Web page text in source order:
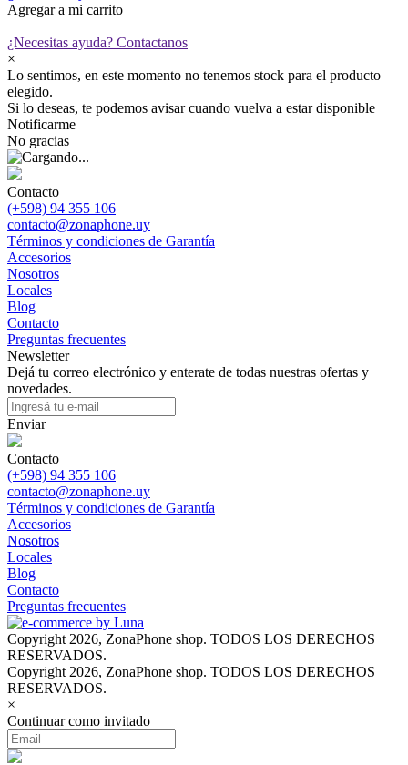
Agregar a mi carrito
¿Necesitas ayuda? Contactanos
×
Lo sentimos, en este momento no tenemos stock para el producto
elegido.
Si lo deseas, te podemos avisar cuando vuelva a estar disponible
Notificarme
No gracias
Contacto
(+598) 94 355 106
contacto@zonaphone.uy
Términos y condiciones de Garantía
Accesorios
Nosotros
Locales
Blog
Contacto
Preguntas frecuentes
Newsletter
Dejá tu correo electrónico y enterate de todas nuestras ofertas y
novedades.
Enviar
Contacto
(+598) 94 355 106
contacto@zonaphone.uy
Términos y condiciones de Garantía
Accesorios
Nosotros
Locales
Blog
Contacto
Preguntas frecuentes
Copyright 2026, ZonaPhone shop. TODOS LOS DERECHOS
RESERVADOS.
Copyright 2026, ZonaPhone shop. TODOS LOS DERECHOS
RESERVADOS.
×
Continuar como invitado